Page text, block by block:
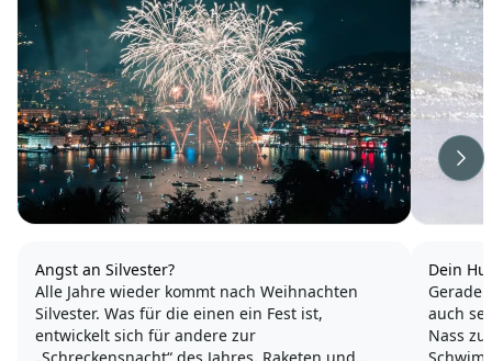
Angst an Silvester?
Alle Jahre wieder kommt nach Weihnachten
Silvester. Was für die einen ein Fest ist,
entwickelt sich für andere zur
Dein
Gerade
auch
Nass